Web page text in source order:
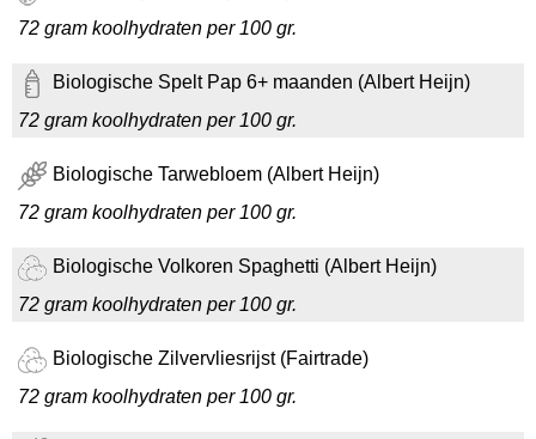
72 gram koolhydraten per 100 gr.
Biologische Spelt Pap 6+ maanden (Albert Heijn)
72 gram koolhydraten per 100 gr.
Biologische Tarwebloem (Albert Heijn)
72 gram koolhydraten per 100 gr.
Biologische Volkoren Spaghetti (Albert Heijn)
72 gram koolhydraten per 100 gr.
Biologische Zilvervliesrijst (Fairtrade)
72 gram koolhydraten per 100 gr.